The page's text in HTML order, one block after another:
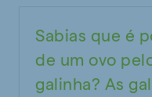
Sabias que é
de um ovo
galinha? As